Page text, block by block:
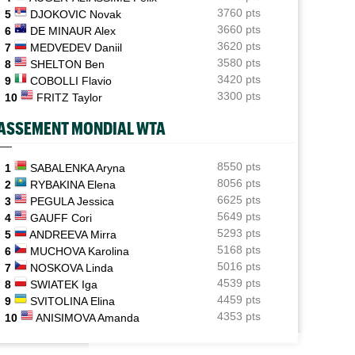
OPEN
Monfils et Léolia Jeanjean wild-cards FFT,
en qualifs
JEUNES
Coupe Galéa : l’équipe de France U18
championne d’Europe
ATP / WTA
Tous les programmes et les résultats de ce jeudi 6 août
2026
06/08
INTERVIEW
Luca Van Assche : "Je peux être performant tout au
long de l’année"
INTERVIEW
Quentin Halys : "Je n’ai pas eu de coup de téléphone de
sponsors"
06/08
WTA - Toronto
Aryna Sabalenka propose... des conférences de presse
façon F1
5
DJOKOVIC Novak
3760 pts
6
DE MINAUR Alex
3660 pts
7
MEDVEDEV Daniil
3620 pts
8
SHELTON Ben
3580 pts
9
COBOLLI Flavio
3420 pts
10
FRITZ Taylor 3300 pts
MONDIAL WTA
1 SABALENKA Aryna
8550 pts
2
RYBAKINA Elena
8056 pts
3
PEGULA Jessica
6625 pts
4
GAUFF Cori
5649 pts
5
ANDREEVA Mirra
5293 pts
6
MUCHOVA Karolina
5168 pts
7
NOSKOVA Linda
5016 pts
8
SWIATEK Iga
4539 pts
9
SVITOLINA Elina
4459 pts
10
ANISIMOVA Amanda 4353 pts